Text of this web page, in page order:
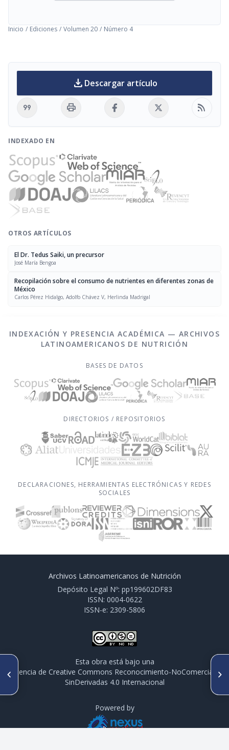
Inicio / Ediciones / Volumen 20 / Número 4
download Descargar artículo
format_quote print rss_feed
INDEXADO EN
OTROS ARTÍCULOS
El Dr. Tedus Saiki, un precursor
José María Bengoa
Recopilación sobre el consumo de nutrientes en diferentes zonas de
México
Carlos Pérez Hidalgo, Adolfo Chávez V, Herlinda Madrigal
ARTÍCULO ANTERIOR
Enzymatic N-Demethylation of
cocaine and nutritional status
SIGUIENTE ARTÍCULO
Plasma retinol levels of pre
school children in the sugar-
INDEXACIÓN Y PRESENCIA ACADÉMICA — ARCHIVOS
LATINOAMERICANOS DE NUTRICIÓN
BASES DE DATOS
DIRECTORIOS / REPOSITORIOS
DECLARACIONES, HERRAMIENTAS ELECTRÓNICAS Y REDES
SOCIALES
Archivos Latinoamericanos de Nutrición
Depósito Legal Nº: pp199602DF83
ISSN: 0004-0622
ISSN-e: 2309-5806
Esta obra está bajo una
licencia de Creative Commons Reconocimiento-NoComercial-
SinDerivadas 4.0 Internacional
Powered by